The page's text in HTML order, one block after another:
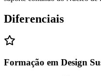
Diferenciais
Formação em Design